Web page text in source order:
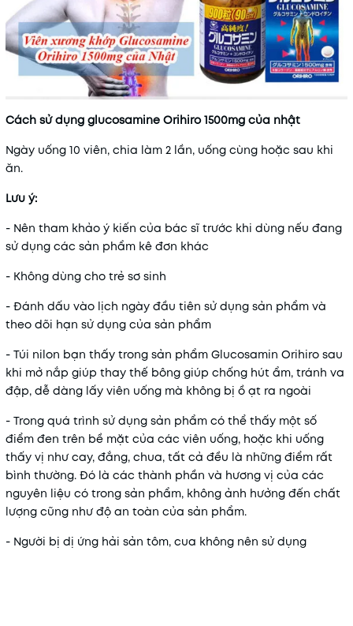
Cách sử dụng glucosamine Orihiro 1500mg của nhật
Ngày uống 10 viên, chia làm 2 lần, uống cùng hoặc sau khi
ăn.
Lưu ý:
- Nên tham khảo ý kiến của bác sĩ trước khi dùng nếu đang
sử dụng các sản phẩm kê đơn khác
- Không dùng cho trẻ sơ sinh
- Đánh dấu vào lịch ngày đầu tiên sử dụng sản phẩm và
theo dõi hạn sử dụng của sản phẩm
- Túi nilon bạn thấy trong sản phẩm Glucosamin Orihiro sau
khi mở nắp giúp thay thế bông giúp chống hút ẩm, tránh va
đập, dễ dàng lấy viên uống mà không bị ồ ạt ra ngoài
- Trong quá trình sử dụng sản phẩm có thể thấy một số
điểm đen trên bề mặt của các viên uống, hoặc khi uống
thấy vị như cay, đắng, chua, tất cả đều là những điểm rất
bình thường. Đó là các thành phần và hương vị của các
nguyên liệu có trong sản phẩm, không ảnh hưởng đến chất
lượng cũng như độ an toàn của sản phẩm.
- Người bị dị ứng hải sản tôm, cua không nên sử dụng